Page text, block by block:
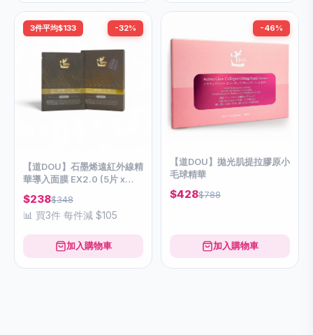
3件平均$133 -32%
【道DOU】石墨烯遠紅外線精
華導入面膜 EX2.0 (5片 x
30ml)
$238$348
📊 買3件 每件減 $105
加入購物車
-46%
【道DOU】拋光肌提拉膠原小
毛球精華
$428$788
加入購物車